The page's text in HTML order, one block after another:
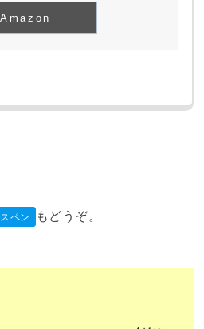
Amazon
ペン